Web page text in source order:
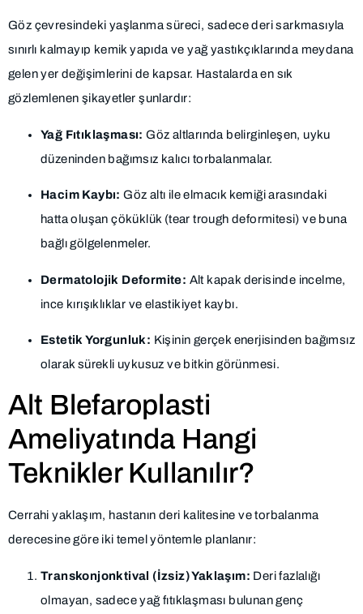
Göz çevresindeki yaşlanma süreci, sadece deri sarkmasıyla
sınırlı kalmayıp kemik yapıda ve yağ yastıkçıklarında meydana
gelen yer değişimlerini de kapsar. Hastalarda en sık
gözlemlenen şikayetler şunlardır:
Yağ Fıtıklaşması: Göz altlarında belirginleşen, uyku
düzeninden bağımsız kalıcı torbalanmalar.
Hacim Kaybı: Göz altı ile elmacık kemiği arasındaki
hatta oluşan çöküklük (tear trough deformitesi) ve buna
bağlı gölgelenmeler.
Dermatolojik Deformite: Alt kapak derisinde incelme,
ince kırışıklıklar ve elastikiyet kaybı.
Estetik Yorgunluk: Kişinin gerçek enerjisinden bağımsız
olarak sürekli uykusuz ve bitkin görünmesi.
Alt Blefaroplasti
Ameliyatında Hangi
Teknikler Kullanılır?
Cerrahi yaklaşım, hastanın deri kalitesine ve torbalanma
derecesine göre iki temel yöntemle planlanır:
Transkonjonktival (İzsiz) Yaklaşım: Deri fazlalığı
olmayan, sadece yağ fıtıklaşması bulunan genç